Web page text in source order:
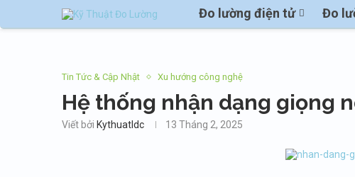
Đo lường điện tử Đo
Tin Tức & Cập Nhật Xu hướng công nghệ
Hệ thống nhận dạng giọng
Viết bởi Kythuatldc 13 Tháng 2, 2025